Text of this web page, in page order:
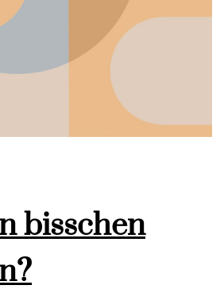
bisschen